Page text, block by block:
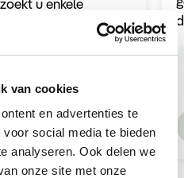
van cookies
en advertenties te
social media te bieden
analyseren. Ook delen we
onze site met onze
het eiland waarbij
strand en natuur
in de mooiste
is ook genoeg vrije
genieten van de
u door naar de
verzorgd
reis